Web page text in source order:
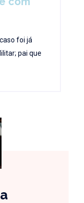
foi já
pai que